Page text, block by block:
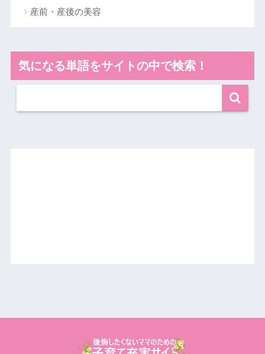
産前・産後の美容
気になる単語をサイトの中で検索！